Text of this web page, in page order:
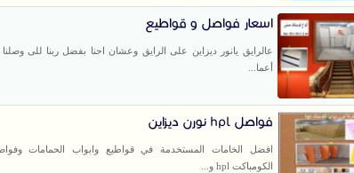
اسعار فواصل و قواطيع
عالرايق يانور ديزاين على الرايق وعشان احنا بفضل ربنا للى وصلنا
أعما...
فواصل hpl نورن ديزاين
افضل الخامات المستخدمة في قواطيع وابواب الحمامات
الكومباكت hpl و...